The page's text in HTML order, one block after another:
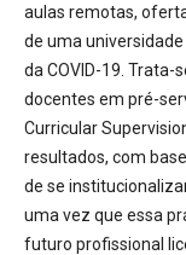
aulas remotas,
de uma
da COVID-19. Trata-
docentes em pré-
Curricular
resultados, com
de se
uma vez que essa
futuro profissional